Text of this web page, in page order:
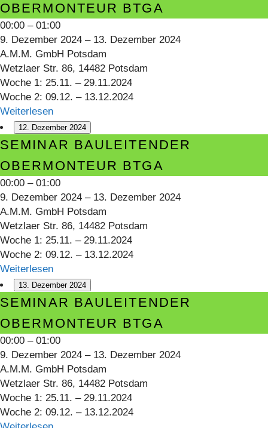
Obermonteur
BTGA
OBERMONTEUR BTGA
00:00 – 01:00
9. Dezember 2024 – 13. Dezember 2024
A.M.M. GmbH Potsdam
Wetzlaer Str. 86, 14482 Potsdam
Woche 1: 25.11. – 29.11.2024
Woche 2: 09.12. – 13.12.2024
Weiterlesen
12. Dezember 2024
Seminar
Obermonteur
BTGA
SEMINAR BAULEITENDER
OBERMONTEUR BTGA
00:00 – 01:00
9. Dezember 2024 – 13. Dezember 2024
A.M.M. GmbH Potsdam
Wetzlaer Str. 86, 14482 Potsdam
Woche 1: 25.11. – 29.11.2024
Woche 2: 09.12. – 13.12.2024
Weiterlesen
13. Dezember 2024
Seminar
Obermonteur
BTGA
SEMINAR BAULEITENDER
OBERMONTEUR BTGA
00:00 – 01:00
9. Dezember 2024 – 13. Dezember 2024
A.M.M. GmbH Potsdam
Wetzlaer Str. 86, 14482 Potsdam
Woche 1: 25.11. – 29.11.2024
Woche 2: 09.12. – 13.12.2024